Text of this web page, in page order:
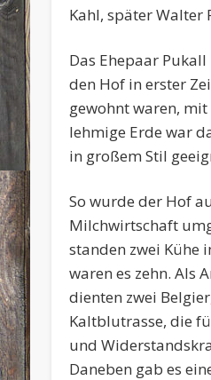
Kahl, später Walter
Das Ehepaar
den Hof in erster
gewohnt waren,
lehmige Erde war
in großem Stil
So wurde der Hof
Milchwirtschaft
standen zwei Kühe
waren es zehn. Als
dienten zwei
Kaltblutrasse, die
und
Daneben gab es